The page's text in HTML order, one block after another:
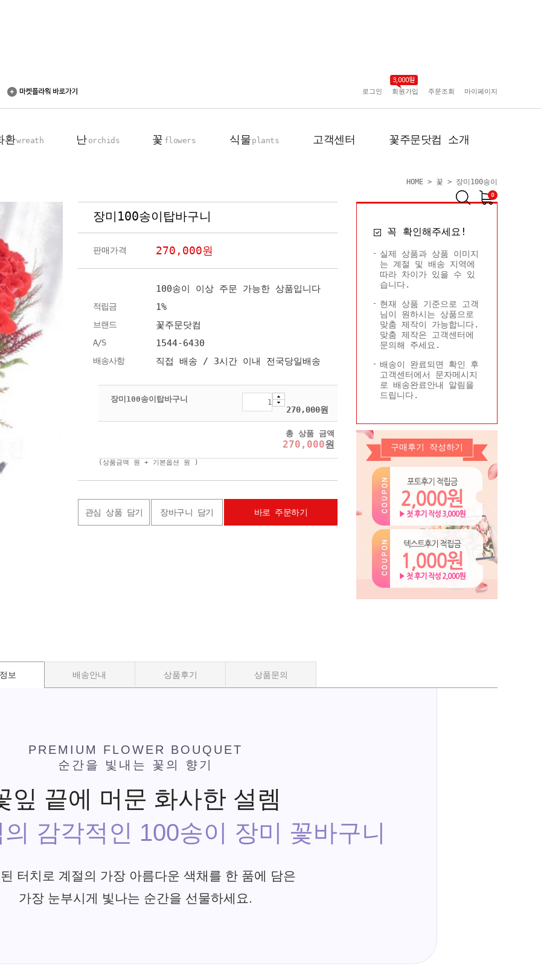
로그인 회원가입 주문조회 마이페이지
환wreath 난 orchids 꽃 flowers 식물 plants 고객센터 꽃주문닷컴 소개
0
조 화환
업회원전용
동양란
서양란
꽃다발
꽃바구니
장미100송이
관엽 식물
포토리뷰
기타
회사 연혁
플로플로소개
회원사 현황
콜롬비아현황
HOME > 꽃 > 장미100송이
꼭 확인해주세요!
실제 상품과 상품 이미지
는 계절 및 배송 지역에
따라 차이가 있을 수 있
습니다.
현재 상품 기준으로 고객
님이 원하시는 상품으로
맞춤 제작이 가능합니다.
맞춤 제작은 고객센터에
문의해 주세요.
배송이 완료되면 확인 후
고객센터에서 문자메시지
로 배송완료안내 알림을
드립니다.
구매후기 작성하기
장미100송이탑바구니
판매가격 270,000원
100송이 이상 주문 가능한 상품입니다
적립금 1%
브랜드 꽃주문닷컴
A/S 1544-6430
배송사항 직접 배송 / 3시간 이내 전국당일배송
장미100송이탑바구니
270,000원
총 상품 금액
270,000원
(상품금액 원 + 기본옵션 원 )
관심 상품 담기 장바구니 담기 바로 주문하기
보 배송안내 상품후기 상품문의
PREMIUM FLOWER BOUQUET
순간을 빛내는 꽃의 향기
잎 끝에 머문 화사한 설렘
감각적인 100송이 장미 꽃바구니
터치로 계절의 가장 아름다운 색채를 한 품에 담은
가장 눈부시게 빛나는 순간을 선물하세요.